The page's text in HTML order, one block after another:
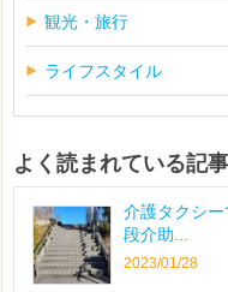
観光・旅行
ライフスタイル
よく読まれている記事
介護タクシ
段介助...
2023/01/28